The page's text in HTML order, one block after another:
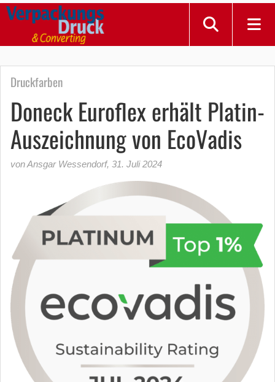
Druckfarben
Doneck Euroflex erhält Platin-
Auszeichnung von EcoVadis
von Ansgar Wessendorf, 31. Juli 2024